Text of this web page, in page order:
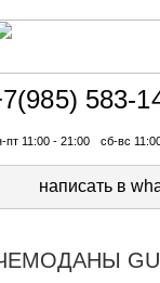
583-
пт 11:00 - 21:00 сб-вс
написать в